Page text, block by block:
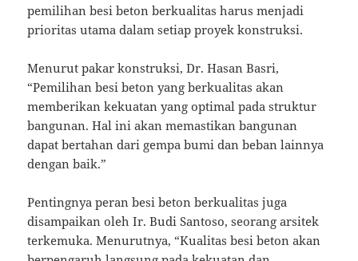
pemilihan besi beton berkualitas harus menjadi
prioritas utama dalam setiap proyek konstruksi.
Menurut pakar konstruksi, Dr. Hasan Basri,
“Pemilihan besi beton yang berkualitas akan
memberikan kekuatan yang optimal pada struktur
bangunan. Hal ini akan memastikan bangunan
dapat bertahan dari gempa bumi dan beban lainnya
dengan baik.”
Pentingnya peran besi beton berkualitas juga
disampaikan oleh Ir. Budi Santoso, seorang arsitek
terkemuka. Menurutnya, “Kualitas besi beton akan